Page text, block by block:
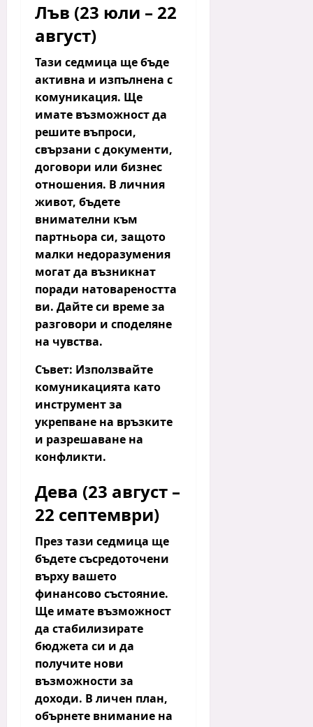
Лъв (23 юли – 22
август)
Тази седмица ще бъде
активна и изпълнена с
комуникация. Ще
имате възможност да
решите въпроси,
свързани с документи,
договори или бизнес
отношения. В личния
живот, бъдете
внимателни към
партньора си, защото
малки недоразумения
могат да възникнат
поради натовареността
ви. Дайте си време за
разговори и споделяне
на чувства.
Съвет: Използвайте
комуникацията като
инструмент за
укрепване на връзките
и разрешаване на
конфликти.
Дева (23 август –
22 септември)
През тази седмица ще
бъдете съсредоточени
върху вашето
финансово състояние.
Ще имате възможност
да стабилизирате
бюджета си и да
получите нови
възможности за
доходи. В личен план,
обърнете внимание на